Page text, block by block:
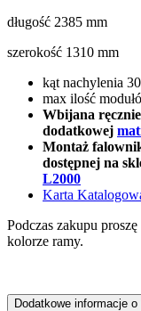
długość 2385 mm
szerokość 1310 mm
kąt nachylenia 30
max ilość
Wbijana
dodatkowej
Montaż
dostępnej na
L2000
Karta
Podczas zakupu
kolorze ramy.
Dodatkowe informacje